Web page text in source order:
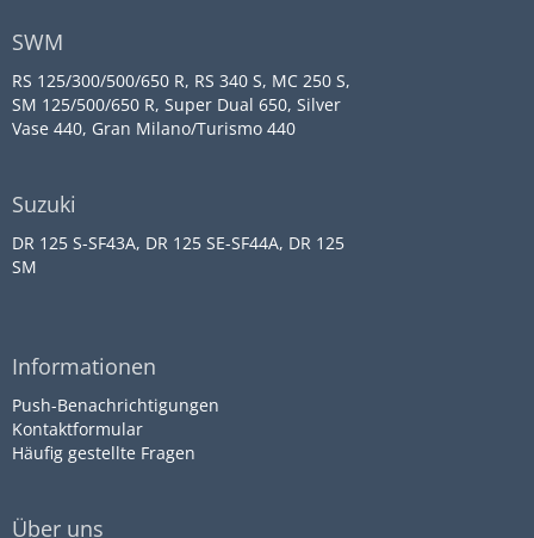
SWM
RS 125/300/500/650 R, RS 340 S, MC 250 S,
SM 125/500/650 R, Super Dual 650, Silver
Vase 440, Gran Milano/Turismo 440
Suzuki
DR 125 S-SF43A, DR 125 SE-SF44A, DR 125
SM
Informationen
Push-Benachrichtigungen
Kontaktformular
Häufig gestellte Fragen
Über uns